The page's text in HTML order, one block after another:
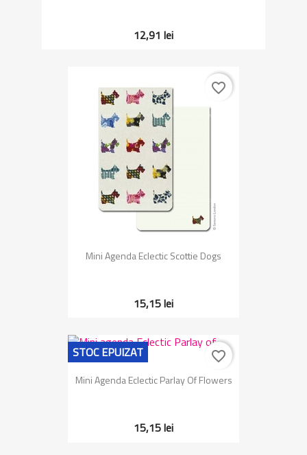
12,91 lei
Mini Agenda Eclectic Scottie Dogs
15,15 lei
favorite_border
Mini Agenda Eclectic Parlay Of Flowers
15,15 lei
STOC EPUIZAT favorite_border